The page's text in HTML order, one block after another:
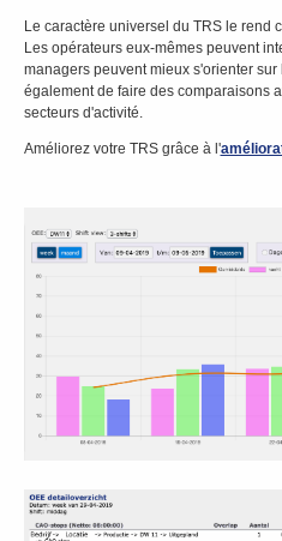
Le caractère universel du TRS le rend
Les opérateurs eux-mêmes peuvent
managers peuvent mieux s'orienter
également de faire des comparaisons
secteurs d'activité.
Améliorez votre TRS grâce à l'